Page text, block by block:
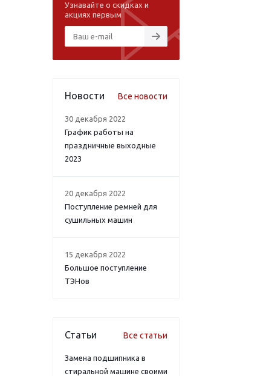
Узнавайте о скидках и
акциях первым
Новости Все новости
30 декабря 2022
График работы на
праздничные выходные
2023
20 декабря 2022
Поступление ремней для
сушильных машин
15 декабря 2022
Большое поступление
ТЭНов
Статьи Все статьи
Замена подшипника в
стиральной машине своими